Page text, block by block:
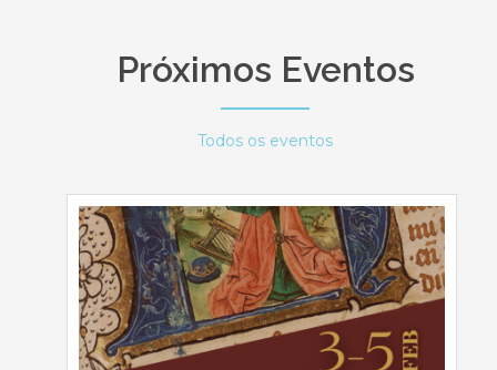
Próximos Eventos
Todos os eventos